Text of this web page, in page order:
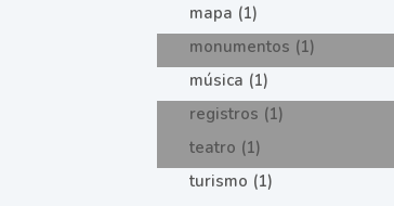
mapa (1)
monumentos (1)
música (1)
registros (1)
teatro (1)
turismo (1)